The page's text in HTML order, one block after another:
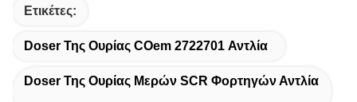
Ετικέτες:
Doser Της Ουρίας COem 2722701 Αντλία
Doser Της Ουρίας Μερών SCR Φορτηγών Αντλία